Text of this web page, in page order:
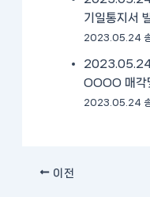
기일통지서
2023.05.24
2023.05.24
OOOO 매각
2023.05.24
이전